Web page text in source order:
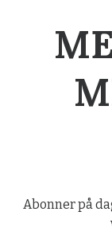
Abonner på